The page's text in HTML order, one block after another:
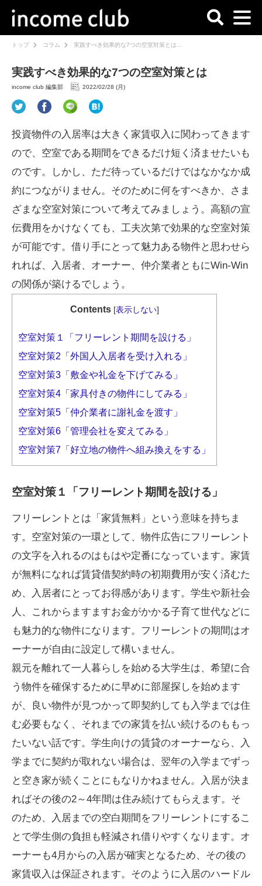
トップ コラム 実践すべき効果的な7つの空室対策とは...
実践すべき効果的な7つの空室対策とは
income club 編集部 2022/02/28 (月)
投資物件の入居率は大きく家賃収入に関わってきます
ので、空室である期間をできるだけ短く済ませたいも
のです。しかし、ただ待っているだけではなかなか成
約につながりません。そのために何をすべきか、さま
ざまな空室対策について考えてみましょう。高額の宣
伝費用をかけなくても、工夫次第で効果的な空室対策
が可能です。借り手にとって魅力ある物件と思わせら
れれば、入居者、オーナー、仲介業者ともにWin-Win
の関係が築けるでしょう。
Contents [表示しない]
空室対策１「フリーレント期間を設ける」
空室対策2「外国人入居者を受け入れる」
空室対策3「敷金や礼金を下げてみる」
空室対策4「家具付きの物件にしてみる」
空室対策5「仲介業者に謝礼金を渡す」
空室対策6「管理会社を変えてみる」
空室対策7「好立地の物件へ組み換えをする」
空室対策１「フリーレント期間を設ける」
フリーレントとは「家賃無料」という意味を持ちま
す。空室対策の一環として、物件広告にフリーレント
の文字を入れるのはもはや定番になっています。家賃
が無料になれば賃貸借契約時の初期費用が安く済むた
め、入居者にとってお得感があります。学生や新社会
人、これからますますお金がかかる子育て世代などに
も魅力的な物件になります。フリーレントの期間はオ
ーナーが自由に設定して構いません。
親元を離れて一人暮らしを始める大学生は、希望に合
う物件を確保するために早めに部屋探しを始めます
が、良い物件が見つかって即契約しても入学までは住
む必要もなく、それまでの家賃を払い続けるのももっ
たいない話です。学生向けの賃貸のオーナーなら、入
学までに契約が取れない場合は、翌年の入学までずっ
と空き家が続くことにもなりかねません。入居が決ま
ればその後の2～4年間は住み続けてもらえます。そ
のため、入居までの空白期間をフリーレントにするこ
とで学生側の負担も軽減され借りやすくなります。オ
ーナーも4月からの入居が確実となるため、その後の
家賃収入は保証されます。そのように入居のハードル